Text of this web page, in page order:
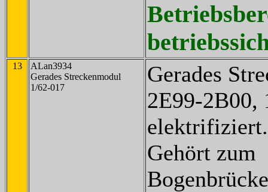
13
ALan3934
Gerades Streckenmodul
1/62-017
Gerades
2E99-2B00,
elektrifiziert.
Gehört zum